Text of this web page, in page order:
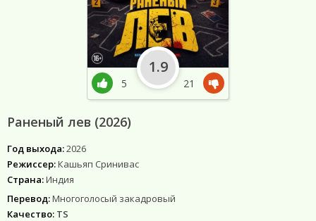
Раненый лев (2026)
Год выхода:2026
Режиссер:Кашьяп Сринивас
Страна:Индия
Перевод:Многоголосый закадровый
Качество: TS
5
1.9
21